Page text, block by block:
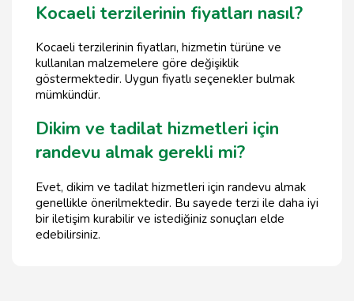
Kocaeli terzilerinin fiyatları nasıl?
Kocaeli terzilerinin fiyatları, hizmetin türüne ve
kullanılan malzemelere göre değişiklik
göstermektedir. Uygun fiyatlı seçenekler bulmak
mümkündür.
Dikim ve tadilat hizmetleri için
randevu almak gerekli mi?
Evet, dikim ve tadilat hizmetleri için randevu almak
genellikle önerilmektedir. Bu sayede terzi ile daha iyi
bir iletişim kurabilir ve istediğiniz sonuçları elde
edebilirsiniz.